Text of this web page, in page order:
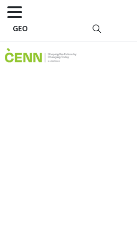
GEO